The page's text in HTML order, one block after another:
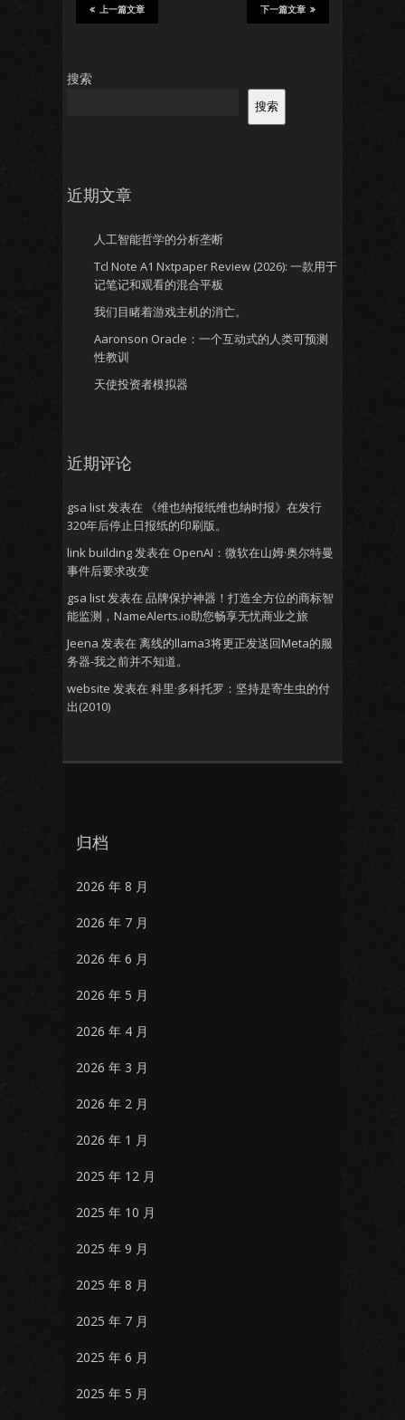
下一篇文章
上一篇文章
搜索
搜索
近期文章
人工智能哲学的分析垄断
Tcl Note A1 Nxtpaper Review (2026): 一款用于
记笔记和观看的混合平板
我们目睹着游戏主机的消亡。
Aaronson Oracle：一个互动式的人类可预测
性教训
天使投资者模拟器
近期评论
gsa list发表在
《维也纳报纸维也纳时报》在发行
320年后停止日报纸的印刷版。
link building发表在 OpenAI：微软在山姆·奥尔特曼
事件后要求改变
gsa list发表在 品牌保护神器！打造全方位的商标智
能监测，NameAlerts.io助您畅享无忧商业之旅
Jeena 发表在 离线的llama3将更正发送回Meta的服
务器-我之前并不知道。
website 发表在 科里·多科托罗：坚持是寄生虫的付
出(2010)
归档
2026 年 8 月
2026 年 7 月
2026 年 6 月
2026 年 5 月
2026 年 4 月
2026 年 3 月
2026 年 2 月
2026 年 1 月
2025 年 12 月
2025 年 10 月
2025 年 9 月
2025 年 8 月
2025 年 7 月
2025 年 6 月
2025 年 5 月